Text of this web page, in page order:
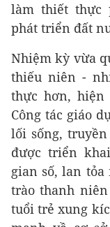
làm thiết thực
phát triển đất
Nhiệm kỳ vừa
thiếu niên -
thực hơn,
Công tác giáo
lối sống,
được triển
gian số, lan
trào thanh
tuổi trẻ xung